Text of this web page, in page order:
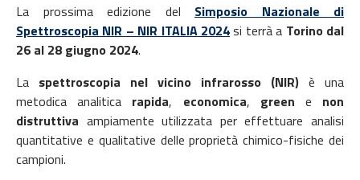
La prossima edizione del Simposio Nazionale di
Spettroscopia NIR – NIR ITALIA 2024si terrà a Torino dal
26 al 28 giugno 2024.
La spettroscopia nel vicino infrarosso (NIR) è una
metodica analitica rapida, economica, green e non
distruttiva ampiamente utilizzata per effettuare analisi
quantitative e qualitative delle proprietà chimico-fisiche dei
campioni.